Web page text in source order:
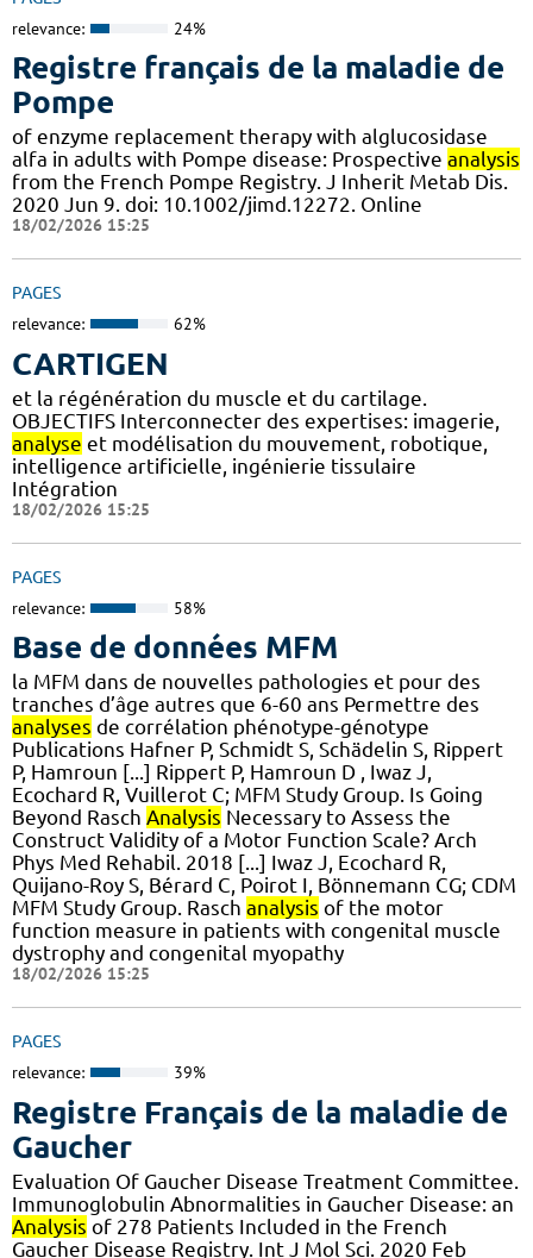
relevance: 24%
Registre français de la maladie de
Pompe
of enzyme replacement therapy with alglucosidase
alfa in adults with Pompe disease: Prospective analysis
from the French Pompe Registry. J Inherit Metab Dis.
2020 Jun 9. doi: 10.1002/jimd.12272. Online
18/02/2026 15:25
PAGES
relevance: 62%
CARTIGEN
et la régénération du muscle et du cartilage.
OBJECTIFS Interconnecter des expertises: imagerie,
analyse et modélisation du mouvement, robotique,
intelligence artificielle, ingénierie tissulaire
Intégration
18/02/2026 15:25
PAGES
relevance: 58%
Base de données MFM
la MFM dans de nouvelles pathologies et pour des
tranches d’âge autres que 6-60 ans Permettre des
analyses de corrélation phénotype-génotype
Publications Hafner P, Schmidt S, Schädelin S, Rippert
P, Hamroun [...] Rippert P, Hamroun D , Iwaz J,
Ecochard R, Vuillerot C; MFM Study Group. Is Going
Beyond Rasch Analysis Necessary to Assess the
Construct Validity of a Motor Function Scale? Arch
Phys Med Rehabil. 2018 [...] Iwaz J, Ecochard R,
Quijano-Roy S, Bérard C, Poirot I, Bönnemann CG; CDM
MFM Study Group. Rasch analysis of the motor
function measure in patients with congenital muscle
dystrophy and congenital myopathy
18/02/2026 15:25
PAGES
relevance: 39%
Registre Français de la maladie de
Gaucher
Evaluation Of Gaucher Disease Treatment Committee.
Immunoglobulin Abnormalities in Gaucher Disease: an
Analysis of 278 Patients Included in the French
Gaucher Disease Registry. Int J Mol Sci. 2020 Feb